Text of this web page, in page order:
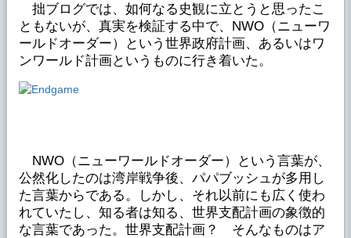
拙ブログでは、如何なる史観に立とうと思ったこ
ともないが、真実を検証する中で、NWO（ニューワ
ールドオーダー）という世界政府計画、あるいはワ
ンワールド計画というものに行き着いた。
NWO（ニューワールドオーダー）という言葉が、
公然化したのは湾岸戦争後、パパブッシュが多用し
た言葉からである。しかし、それ以前にも広く使わ
れていたし、知る者は知る、世界支配計画の象徴的
な言葉であった。世界支配計画？ そんなものはア